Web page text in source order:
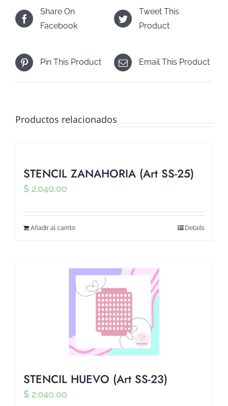
Share On
Facebook
Tweet This
Product
Pin This Product Email This Product
Productos relacionados
STENCIL ZANAHORIA (Art SS-25)
$ 2.040,00
Añadir al carrito Details
STENCIL HUEVO (Art SS-23)
$ 2.040,00